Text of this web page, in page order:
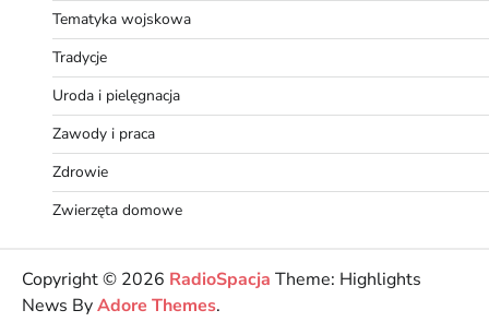
Tematyka wojskowa
Tradycje
Uroda i pielęgnacja
Zawody i praca
Zdrowie
Zwierzęta domowe
Copyright © 2026 RadioSpacja Theme: Highlights
News ByAdore Themes.